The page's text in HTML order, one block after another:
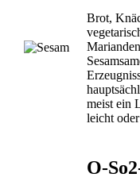
Brot,
meist ein
leicht
O-